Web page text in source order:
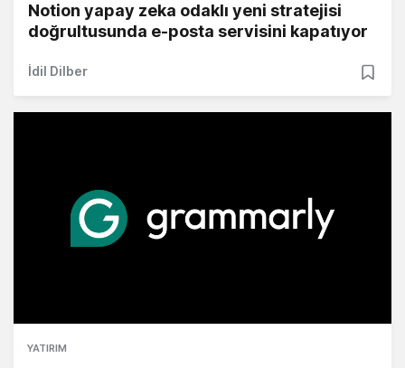
Notion yapay zeka odaklı yeni stratejisi
doğrultusunda e-posta servisini kapatıyor
İdil Dilber
YATIRIM